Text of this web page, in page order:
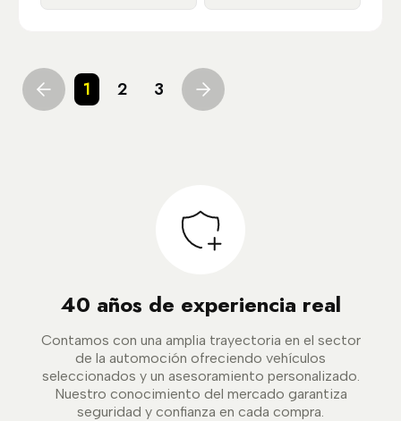
1 2 3
40 años de experiencia real
Contamos con una amplia trayectoria en el sector
de la automoción ofreciendo vehículos
seleccionados y un asesoramiento personalizado.
Nuestro conocimiento del mercado garantiza
seguridad y confianza en cada compra.